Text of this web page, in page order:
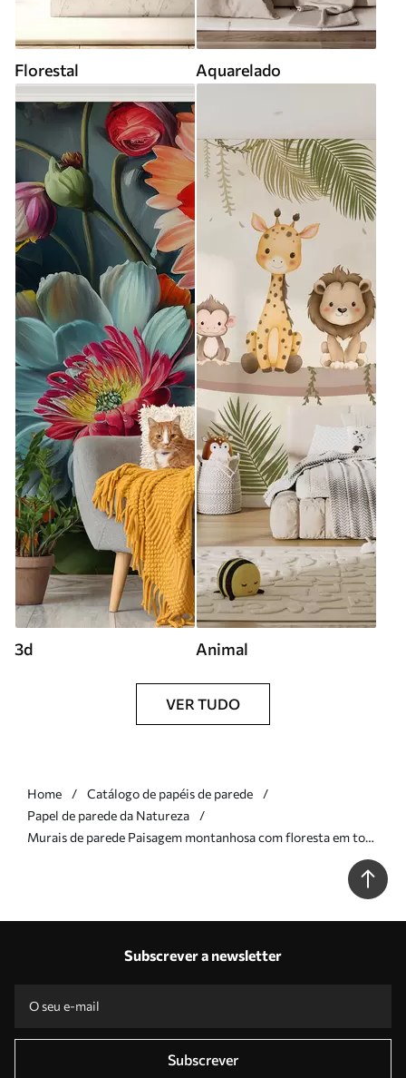
Florestal Aquarelado
3d Animal
VER TUDO
Home
Catálogo de papéis de parede
Papel de parede da Natureza
Murais de parede Paisagem montanhosa com floresta em tons
Subscrever a newsletter
Subscrever